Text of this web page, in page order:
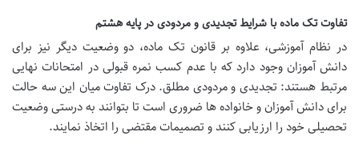
تفاوت تک ماده با شرایط تجدیدی و مردودی در پایه هشتم
در نظام آموزشی، علاوه بر قانون تک ماده، دو وضعیت دیگر نیز برای
دانش آموزان وجود دارد که با عدم کسب نمره قبولی در امتحانات نهایی
مرتبط هستند: تجدیدی و مردودی مطلق. درک تفاوت میان این سه حالت
برای دانش آموزان و خانواده ها ضروری است تا بتوانند به درستی وضعیت
تحصیلی خود را ارزیابی کنند و تصمیمات مقتضی را اتخاذ نمایند.